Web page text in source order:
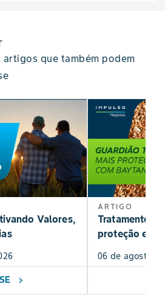
artigos que também podem
Valores,
chevron_right
ARTIGO
Tratamento
proteção
06 de agosto